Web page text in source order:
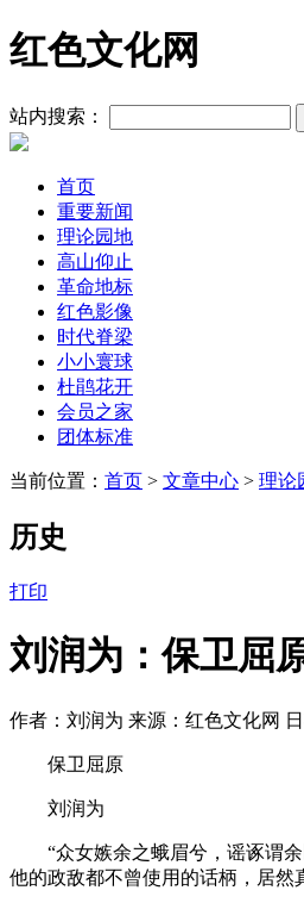
红色文化网
站内搜索：
首页
重要新闻
理论园地
高山仰止
革命地标
红色影像
时代脊梁
小小寰球
杜鹃花开
会员之家
团体标准
当前位置： 首页 > 文章中心 > 理论
历史
打印
刘润为：保卫屈
作者：刘润为 来源：红色文化网 日
保卫屈原
刘润为
“众女嫉余之蛾眉兮，谣诼谓余
他的政敌都不曾使用的话柄，居然